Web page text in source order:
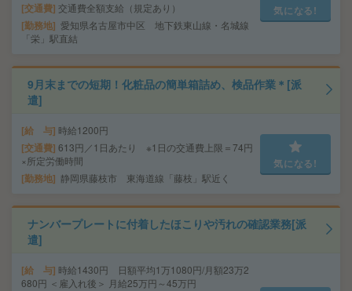
交通費 交通費全額支給（規定あり）
勤務地 愛知県名古屋市中区 地下鉄東山線・名城線
「栄」駅直結
気になる!
9月末までの短期！化粧品の簡単箱詰め、検品作業＊[派
遣]
給 与 時給1200円
交通費 613円／1日あたり ※1日の交通費上限＝74円
×所定労働時間
勤務地 静岡県藤枝市 東海道線「藤枝」駅近く
気になる!
ナンバープレートに付着したほこりや汚れの確認業務[派
遣]
給 与 時給1430円 日額平均1万1080円/月額23万2
680円 ＜雇入れ後＞ 月給25万円～45万円